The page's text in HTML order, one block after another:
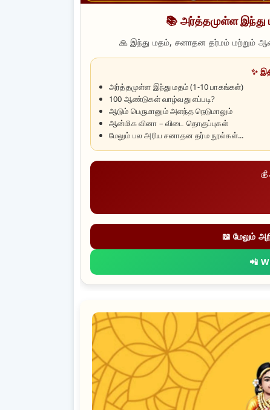
📚 அர்த்தமுள்ள இந்து
🙏 இந்து மதம், சனாதன தர்மம் மற்றும்
✨
அர்த்தமுள்ள இந்து மதம் (1-10 பாகங்கள்)
100 ஆண்டுகள் வாழ்வது எப்படி?
ஆடும் பெருமானும் அளந்த நெடுமாலும்
ஆன்மிக வினா – விடை தொகுப்புகள்
மேலும் பல அரிய சனாதன தர்ம நூல்கள்...
📖 மேலும்
📲